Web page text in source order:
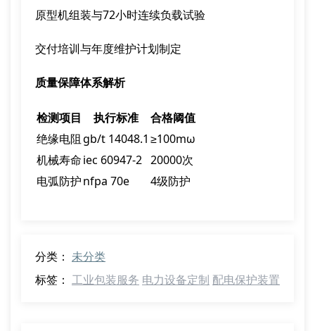
原型机组装与72小时连续负载试验
交付培训与年度维护计划制定
质量保障体系解析
检测项目 执行标准
合格阈值
绝缘电阻gb/t 14048.1 ≥100mω
机械寿命iec 60947-2 20000次
电弧防护nfpa 70e 4级防护
分类： 未分类
标签： 工业包装服务 电力设备定制 配电保护装置